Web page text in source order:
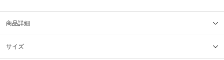
商品詳細
サイズ